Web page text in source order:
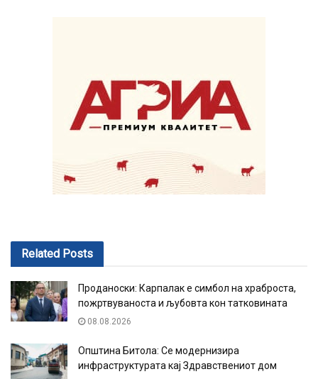
Related Posts
Проданоски: Карпалак е симбол на храброста,
пожртвуваноста и љубовта кон татковината
08.08.2026
Општина Битола: Се модернизира
инфраструктурата кај Здравствениот дом